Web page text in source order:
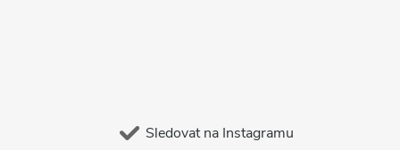
Sledovat na Instagramu